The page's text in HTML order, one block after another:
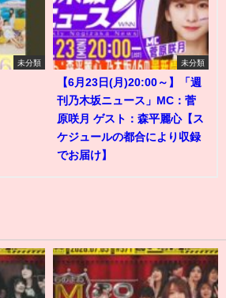
未分類 未分類
【6月23日(月)20:00～】「週
刊乃木坂ニュース」MC：菅
原咲月 ゲスト：森平麗心【ス
ケジュールの都合により収録
でお届け】